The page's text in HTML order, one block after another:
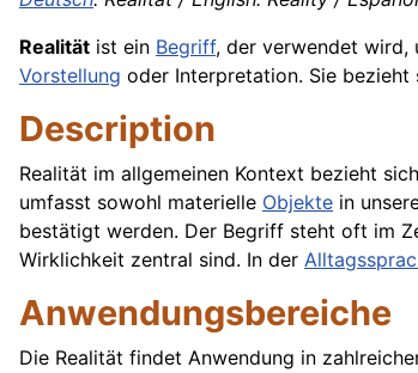
Realität ist ein Begriff, der verwendet wird,
Vorstellung oder Interpretation. Sie
Description
Realität im allgemeinen Kontext bezieht
umfasst sowohl materielle Objekte in
bestätigt werden. Der Begriff steht oft im
Wirklichkeit zentral sind. In der
Anwendungsbereiche
Die Realität findet Anwendung in